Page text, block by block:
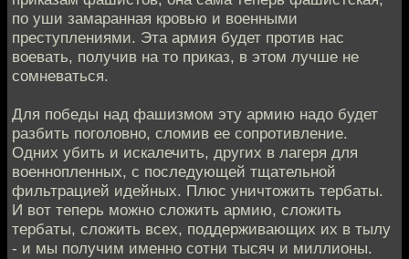
по уши замаранная кровью и военными
преступлениями. Эта армия будет против нас
воевать, получив на то приказ, в этом лучше не
сомневаться.
Для победы над фашизмом эту армию надо будет
разбить поголовно, сломив ее сопротивление.
Одних убить и искалечить, других в лагеря для
военнопленных, с последующей тщательной
фильтрацией идейных. Плюс уничтожить тербаты.
И вот теперь можно сложить армию, сложить
тербаты, сложить всех, поддерживающих их в тылу
- и мы получим именно сотни тысяч и миллионы.